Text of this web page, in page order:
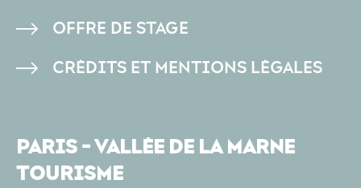
OFFRE DE STAGE
CRÉDITS ET MENTIONS LÉGALES
PARIS - VALLÉE DE LA MARNE
TOURISME